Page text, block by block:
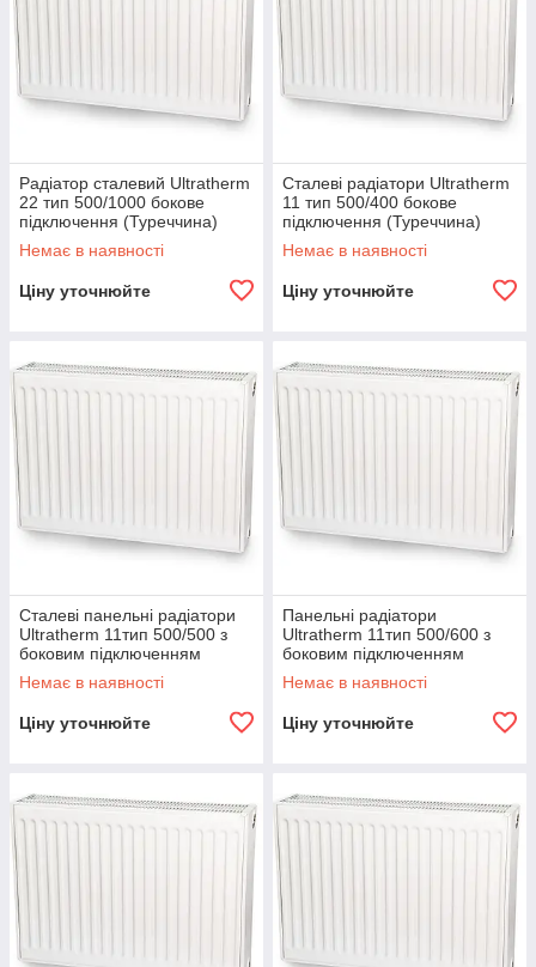
Радіатор сталевий Ultratherm
22 тип 500/1000 бокове
підключення (Туреччина)
Немає в наявності
Ціну уточнюйте
Сталеві радіатори Ultratherm
11 тип 500/400 бокове
підключення (Туреччина)
Немає в наявності
Ціну уточнюйте
Сталеві панельні радіатори
Ultratherm 11тип 500/500 з
боковим підключенням
(Туреччина)
Немає в наявності
Ціну уточнюйте
Панельні радіатори
Ultratherm 11тип 500/600 з
боковим підключенням
(Туреччина)
Немає в наявності
Ціну уточнюйте